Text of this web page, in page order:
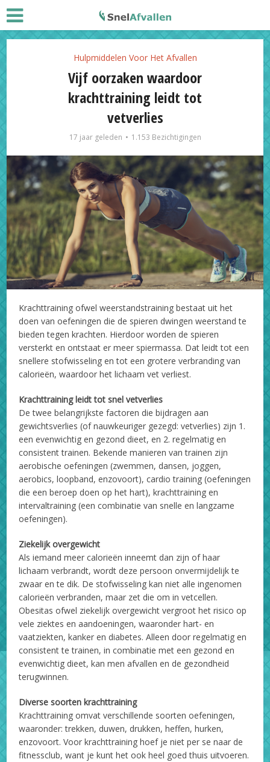
Hulpmiddelen Voor Het Afvallen
Vijf oorzaken waardoor
krachttraining leidt tot
vetverlies
17 jaar geleden 1.153 Bezichtigingen
Krachttraining ofwel weerstandstraining bestaat uit het
doen van oefeningen die de spieren dwingen weerstand te
bieden tegen krachten. Hierdoor worden de spieren
versterkt en ontstaat er meer spiermassa. Dat leidt tot een
snellere stofwisseling en tot een grotere verbranding van
calorieën, waardoor het lichaam vet verliest.
Krachttraining leidt tot snel vetverlies
De twee belangrijkste factoren die bijdragen aan
gewichtsverlies (of nauwkeuriger gezegd: vetverlies) zijn 1.
een evenwichtig en gezond dieet, en 2. regelmatig en
consistent trainen. Bekende manieren van trainen zijn
aerobische oefeningen (zwemmen, dansen, joggen,
aerobics, loopband, enzovoort), cardio training (oefeningen
die een beroep doen op het hart), krachttraining en
intervaltraining (een combinatie van snelle en langzame
oefeningen).
Ziekelijk overgewicht
Als iemand meer calorieën inneemt dan zijn of haar
lichaam verbrandt, wordt deze persoon onvermijdelijk te
zwaar en te dik. De stofwisseling kan niet alle ingenomen
calorieën verbranden, maar zet die om in vetcellen.
Obesitas ofwel ziekelijk overgewicht vergroot het risico op
vele ziektes en aandoeningen, waaronder hart- en
vaatziekten, kanker en diabetes. Alleen door regelmatig en
consistent te trainen, in combinatie met een gezond en
evenwichtig dieet, kan men afvallen en de gezondheid
terugwinnen.
Diverse soorten krachttraining
Krachttraining omvat verschillende soorten oefeningen,
waaronder: trekken, duwen, drukken, heffen, hurken,
enzovoort. Voor krachttraining hoef je niet per se naar de
fitnessclub, want je kunt het ook heel goed thuis uitvoeren.